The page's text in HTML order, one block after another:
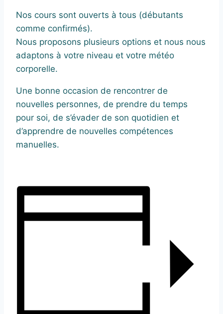
Nos cours sont ouverts à tous (débutants
comme confirmés).
Nous proposons plusieurs options et nous nous
adaptons à votre niveau et votre météo
corporelle.
Une bonne occasion de rencontrer de
nouvelles personnes, de prendre du temps
pour soi, de s’évader de son quotidien et
d’apprendre de nouvelles compétences
manuelles.